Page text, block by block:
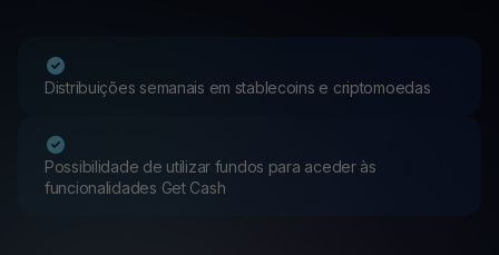
Distribuições semanais em stablecoins e criptomoedas
Possibilidade de utilizar fundos para aceder às
funcionalidades Get Cash